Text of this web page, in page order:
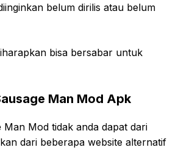
belum dirilis atau belum
bisa bersabar untuk
Man Mod Apk
Man Mod tidak anda dapat dari
dari beberapa website alternatif